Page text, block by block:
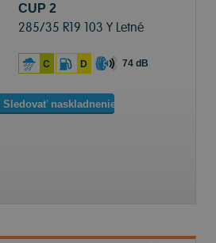
CUP 2
285/35 R19 103 Y Letné
C D 74 dB
Sledovať naskladnenie